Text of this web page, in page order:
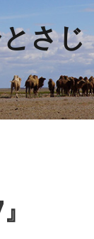
さじ